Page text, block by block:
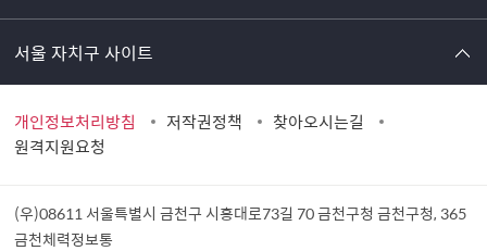
서울 자치구 사이트
개인정보처리방침 저작권정책
찾아오시는길
원격지원요청
(우)08611 서울특별시 금천구 시흥대로73길 70 금천구청금천구청, 365
금천체력정보통